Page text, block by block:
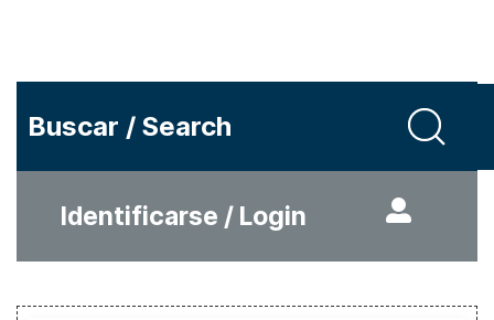
Buscar / Search
Identificarse / Login